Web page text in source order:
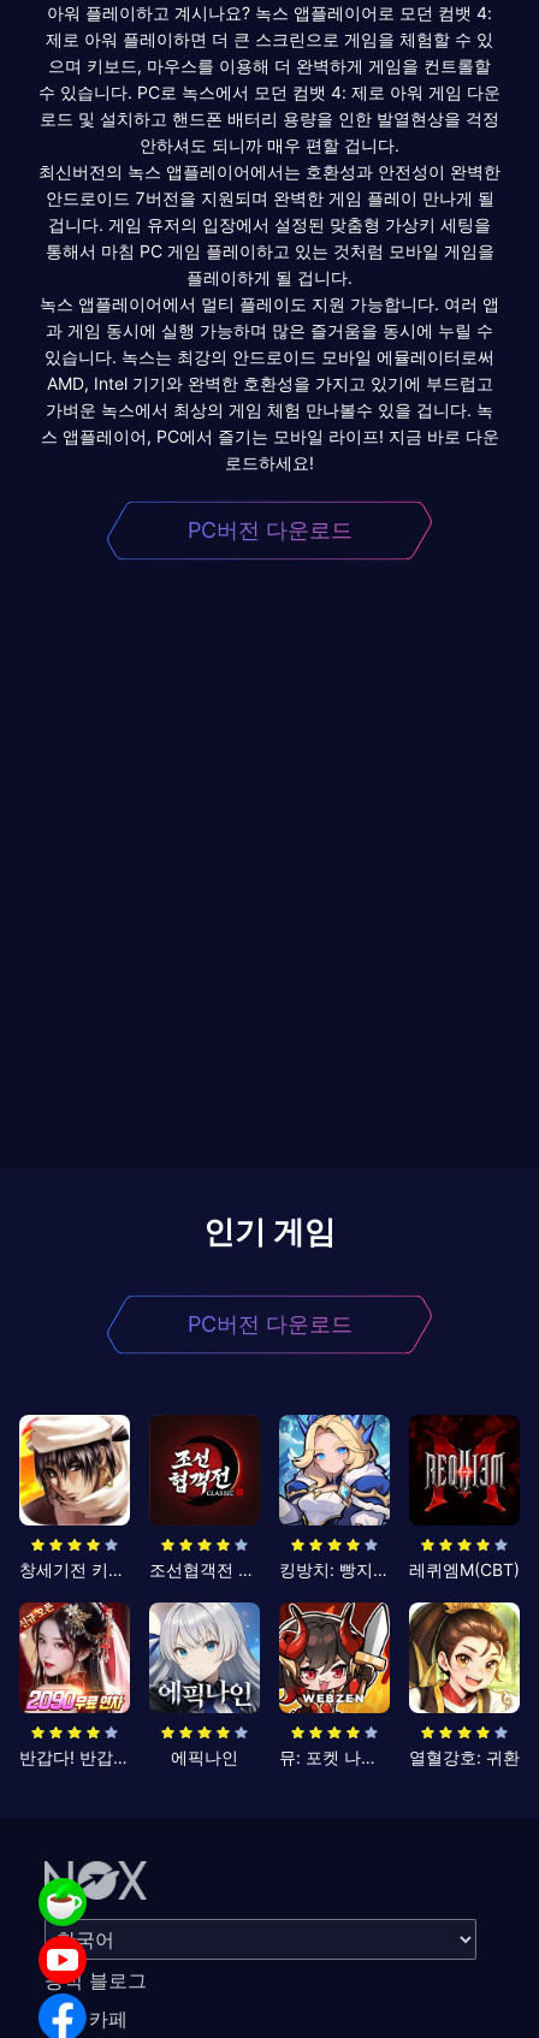
아워 플레이하고 계시나요? 녹스 앱플레이어로 모던 컴뱃 4:
제로 아워 플레이하면 더 큰 스크린으로 게임을 체험할 수 있
으며 키보드, 마우스를 이용해 더 완벽하게 게임을 컨트롤할
수 있습니다. PC로 녹스에서 모던 컴뱃 4: 제로 아워 게임 다운
로드 및 설치하고 핸드폰 배터리 용량을 인한 발열현상을 걱정
안하셔도 되니까 매우 편할 겁니다.
최신버전의 녹스 앱플레이어에서는 호환성과 안전성이 완벽한
안드로이드 7버전을 지원되며 완벽한 게임 플레이 만나게 될
겁니다. 게임 유저의 입장에서 설정된 맞춤형 가상키 세팅을
통해서 마침 PC 게임 플레이하고 있는 것처럼 모바일 게임을
플레이하게 될 겁니다.
녹스 앱플레이어에서 멀티 플레이도 지원 가능합니다. 여러 앱
과 게임 동시에 실행 가능하며 많은 즐거움을 동시에 누릴 수
있습니다. 녹스는 최강의 안드로이드 모바일 에뮬레이터로써
AMD, Intel 기기와 완벽한 호환성을 가지고 있기에 부드럽고
가벼운 녹스에서 최상의 게임 체험 만나볼수 있을 겁니다. 녹
스 앱플레이어, PC에서 즐기는 모바일 라이프! 지금 바로 다운
로드하세요!
PC버전 다운로드
인기 게임
PC버전 다운로드
창세기전 키우기 조선협객전 클래식 킹방치: 빵지의 제왕 레퀴엠M(CBT)
반갑다! 반갑삼국지 에픽나인 뮤: 포켓 나이츠 열혈강호: 귀환
공식 블로그
공식 카페